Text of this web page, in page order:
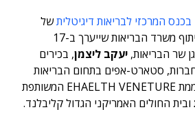
בכנס המרכזי לבריאות דיגיטליתשל
, בשיתוף משרד הבריאות שייערך ב-17
שר הבריאות, יעקב ליצמן, בכירים
סטארט-אפים בתחום הבריאות
בשיתוף מכון הייצוא וחממת EHAELTH VENETURE המשותפת
ובית החולים האמריקני הגדול קליבלנד.